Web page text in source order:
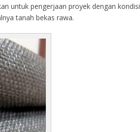
untuk pengerjaan proyek dengan kondisi
tanah bekas rawa.